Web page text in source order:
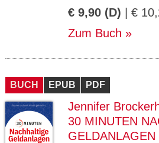
€ 9,90 (D) | €
Zum Buch
BUCH EPUB PDF
Jennifer
30 MINUTEN
GELDANLAGEN